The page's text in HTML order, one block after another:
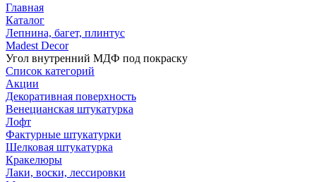
Главная
Каталог
Лепнина, багет, плинтус
Madest Decor
Угол внутренний МДФ под покраску
Список категорий
Акции
Декоративная поверхность
Венецианская штукатурка
Лофт
Фактурные штукатурки
Шелковая штукатурка
Кракелюры
Лаки, воски, лессировки